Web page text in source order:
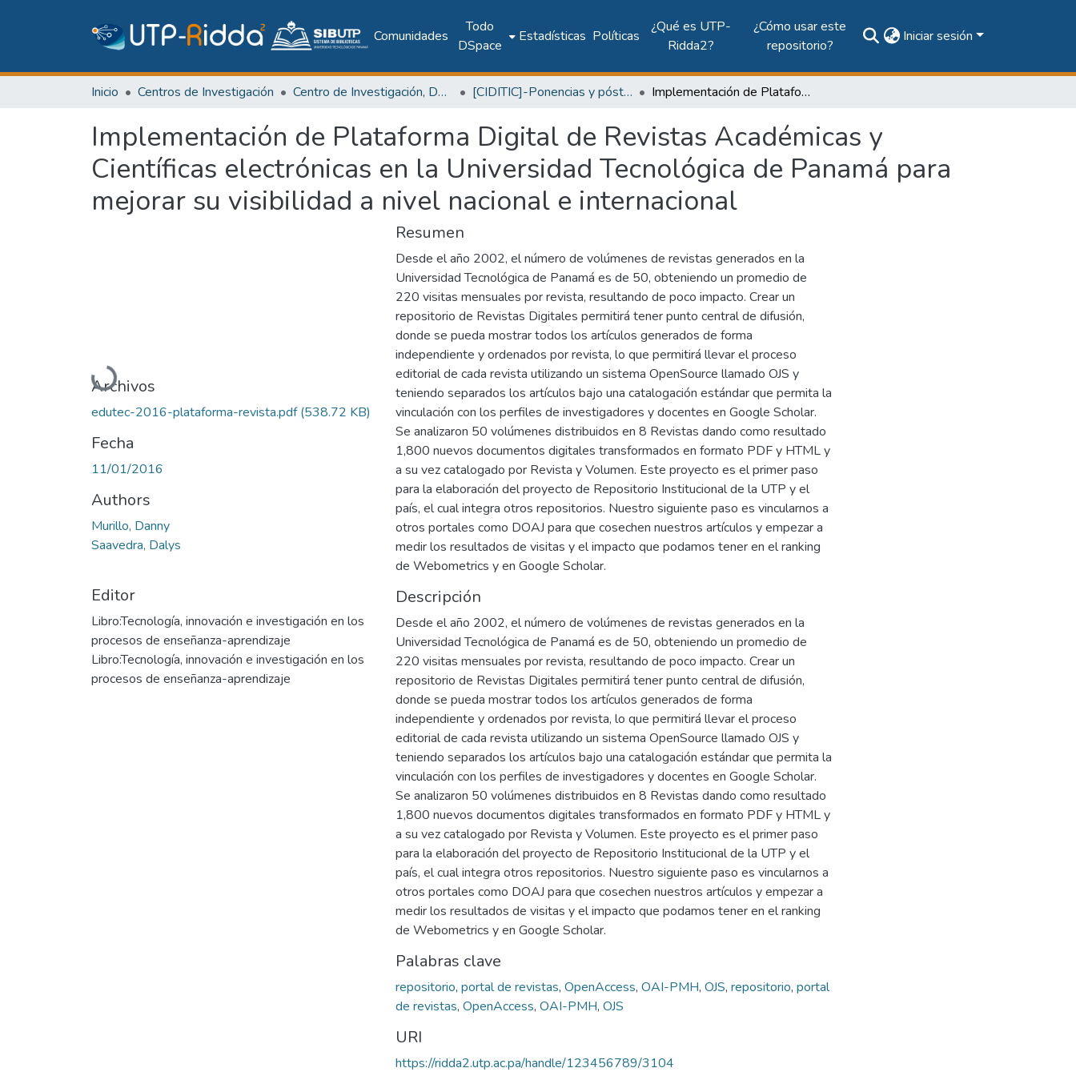
Comunidades
Todo
DSpace
Estadísticas Políticas
¿Qué es UTP-
Ridda2?
¿Cómo usar este
repositorio?
Iniciar sesión
Inicio Centros de Investigación Centro de Investigación, Desarrollo e Innovación en TIC [CIDITIC]-Ponencias y pósteres Implementación de Plataforma Digital de Revistas Académicas y Científicas electrónicas en la Universidad Tecnológica de Panamá para mejorar su visibilidad a nivel nacional e internacional
Implementación de Plataforma Digital de Revistas Académicas y
Científicas electrónicas en la Universidad Tecnológica de Panamá para
mejorar su visibilidad a nivel nacional e internacional
Cargando...
Archivos
edutec-2016-plataforma-revista.pdf(538.72 KB)
Fecha
11/01/2016
Authors
Murillo, Danny
Saavedra, Dalys
Editor
Libro:Tecnología, innovación e investigación en los
procesos de enseñanza-aprendizaje
Libro:Tecnología, innovación e investigación en los
procesos de enseñanza-aprendizaje
Resumen
Desde el año 2002, el número de volúmenes de revistas generados en la
Universidad Tecnológica de Panamá es de 50, obteniendo un promedio de
220 visitas mensuales por revista, resultando de poco impacto. Crear un
repositorio de Revistas Digitales permitirá tener punto central de difusión,
donde se pueda mostrar todos los artículos generados de forma
independiente y ordenados por revista, lo que permitirá llevar el proceso
editorial de cada revista utilizando un sistema OpenSource llamado OJS y
teniendo separados los artículos bajo una catalogación estándar que permita la
vinculación con los perfiles de investigadores y docentes en Google Scholar.
Se analizaron 50 volúmenes distribuidos en 8 Revistas dando como resultado
1,800 nuevos documentos digitales transformados en formato PDF y HTML y
a su vez catalogado por Revista y Volumen. Este proyecto es el primer paso
para la elaboración del proyecto de Repositorio Institucional de la UTP y el
país, el cual integra otros repositorios. Nuestro siguiente paso es vincularnos a
otros portales como DOAJ para que cosechen nuestros artículos y empezar a
medir los resultados de visitas y el impacto que podamos tener en el ranking
de Webometrics y en Google Scholar.
Descripción
Desde el año 2002, el número de volúmenes de revistas generados en la
Universidad Tecnológica de Panamá es de 50, obteniendo un promedio de
220 visitas mensuales por revista, resultando de poco impacto. Crear un
repositorio de Revistas Digitales permitirá tener punto central de difusión,
donde se pueda mostrar todos los artículos generados de forma
independiente y ordenados por revista, lo que permitirá llevar el proceso
editorial de cada revista utilizando un sistema OpenSource llamado OJS y
teniendo separados los artículos bajo una catalogación estándar que permita la
vinculación con los perfiles de investigadores y docentes en Google Scholar.
Se analizaron 50 volúmenes distribuidos en 8 Revistas dando como resultado
1,800 nuevos documentos digitales transformados en formato PDF y HTML y
a su vez catalogado por Revista y Volumen. Este proyecto es el primer paso
para la elaboración del proyecto de Repositorio Institucional de la UTP y el
país, el cual integra otros repositorios. Nuestro siguiente paso es vincularnos a
otros portales como DOAJ para que cosechen nuestros artículos y empezar a
medir los resultados de visitas y el impacto que podamos tener en el ranking
de Webometrics y en Google Scholar.
Palabras clave
repositorio, portal de revistas, OpenAccess, OAI-PMH, OJS, repositorio, portal
de revistas, OpenAccess, OAI-PMH, OJS
URI
https://ridda2.utp.ac.pa/handle/123456789/3104